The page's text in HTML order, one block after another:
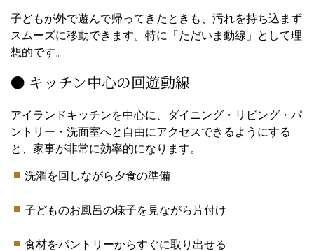
子どもが外で遊んで帰ってきたときも、汚れを持ち込まず
スムーズに移動できます。特に「ただいま動線」として理
想的です。
● キッチン中心の回遊動線
アイランドキッチンを中心に、ダイニング・リビング・パ
ントリー・洗面室へと自由にアクセスできるようにする
と、家事が非常に効率的になります。
洗濯を回しながら夕食の準備
子どものお風呂の様子を見ながら片付け
食材をパントリーからすぐに取り出せる